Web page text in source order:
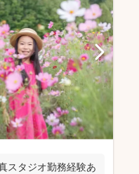
スタジオ勤務経験あ